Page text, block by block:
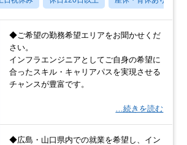
◆ご希望の勤務希望エリアをお聞かせくだ
さい。
インフラエンジニアとしてご自身の希望に
合ったスキル・キャリアパスを実現させる
チャンスが豊富です。
…続きを読む
◆広島・山口県内での就業を希望し、イン